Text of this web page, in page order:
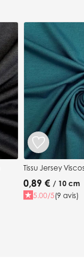
Tissu Jersey
0,89 € / 10 cm
5.00/5(9 avis)